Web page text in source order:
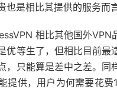
也是相比其提供的服务而言
相比其他国外VPN
优等生了，但相比目前最
，只能算是差中之差。同
提供，用户为何需要花